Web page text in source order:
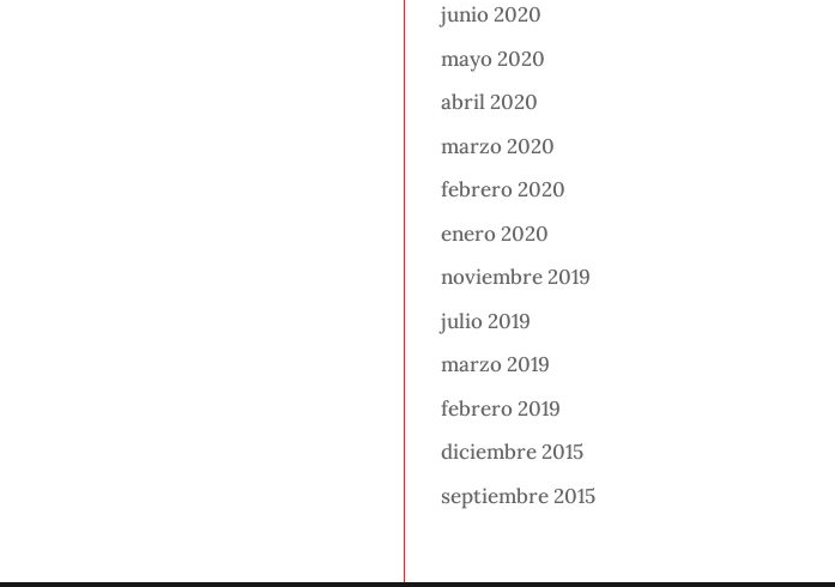
junio 2020
mayo 2020
abril 2020
marzo 2020
febrero 2020
enero 2020
noviembre 2019
julio 2019
marzo 2019
febrero 2019
diciembre 2015
septiembre 2015